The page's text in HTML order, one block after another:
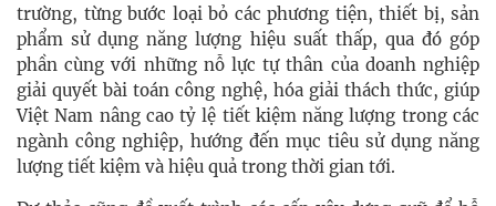
trường, từng bước loại bỏ các phương tiện, thiết bị, sản
phẩm sử dụng năng lượng hiệu suất thấp, qua đó góp
phần cùng với những nỗ lực tự thân của doanh nghiệp
giải quyết bài toán công nghệ, hóa giải thách thức, giúp
Việt Nam nâng cao tỷ lệ tiết kiệm năng lượng trong các
ngành công nghiệp, hướng đến mục tiêu sử dụng năng
lượng tiết kiệm và hiệu quả trong thời gian tới.